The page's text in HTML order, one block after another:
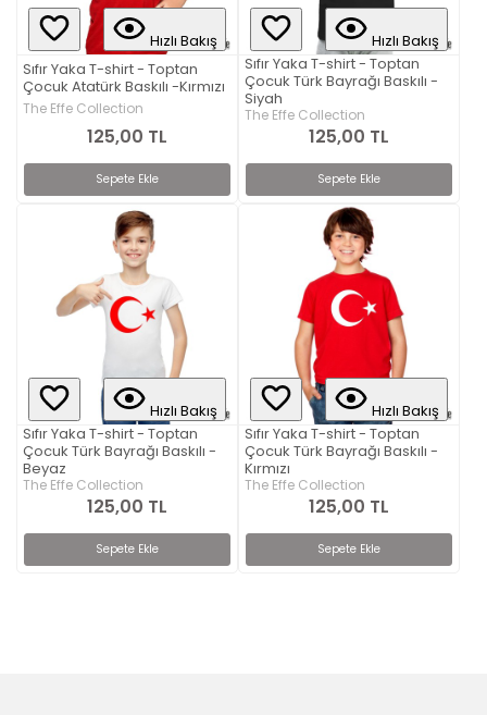
Hızlı Bakış
Sıfır Yaka T-shirt - Toptan
Çocuk Atatürk Baskılı -Kırmızı
The Effe Collection
125,00 TL
Sepete Ekle
Hızlı Bakış
Sıfır Yaka T-shirt - Toptan
Çocuk Türk Bayrağı Baskılı -
Siyah
The Effe Collection
125,00 TL
Sepete Ekle
Hızlı Bakış
Sıfır Yaka T-shirt - Toptan
Çocuk Türk Bayrağı Baskılı -
Beyaz
The Effe Collection
125,00 TL
Sepete Ekle
Hızlı Bakış
Sıfır Yaka T-shirt - Toptan
Çocuk Türk Bayrağı Baskılı -
Kırmızı
The Effe Collection
125,00 TL
Sepete Ekle